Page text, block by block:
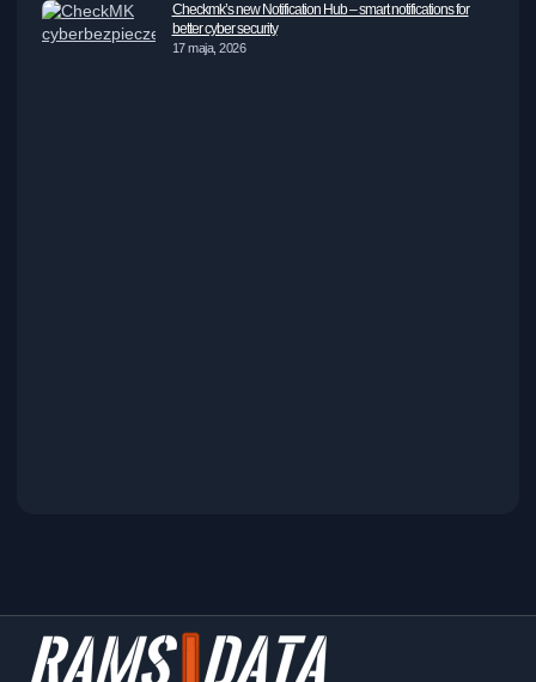
Checkmk’s new Notification Hub – smart notifications for
better cyber security
17 maja, 2026